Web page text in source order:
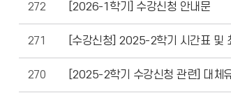
272 [2026-1학기] 수강신청 안내문
271 [수강신청] 2025-2학기 시간표 및
270 [2025-2학기 수강신청 관련] 대